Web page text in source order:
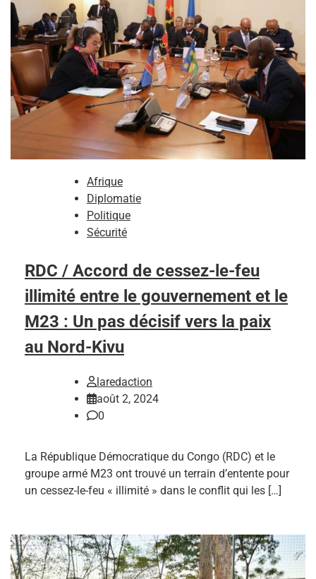
Afrique
Diplomatie
Politique
Sécurité
RDC / Accord de cessez-le-feu
illimité entre le gouvernement et le
M23 : Un pas décisif vers la paix
au Nord-Kivu
laredaction
août 2, 2024
0
La République Démocratique du Congo (RDC) et le
groupe armé M23 ont trouvé un terrain d’entente pour
un cessez-le-feu « illimité » dans le conflit qui les […]